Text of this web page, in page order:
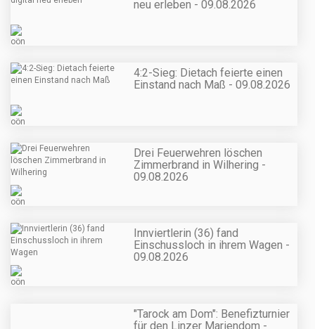
neu erleben - 09.08.2026
4:2-Sieg: Dietach feierte einen
Einstand nach Maß - 09.08.2026
Drei Feuerwehren löschen
Zimmerbrand in Wilhering -
09.08.2026
Innviertlerin (36) fand
Einschussloch in ihrem Wagen -
09.08.2026
"Tarock am Dom": Benefizturnier
für den Linzer Mariendom -